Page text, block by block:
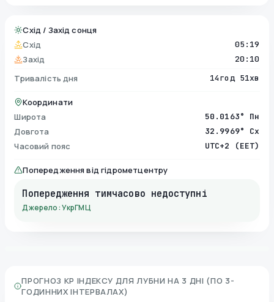
Схід / Захід сонця
Схід
05:19
Захід 20:10
Тривалість дня 14год 51хв
Координати
Широта
50.0163° Пн
Довгота 32.9969° Сх
Часовий пояс UTC+2 (EET)
Попередження від гідрометцентру
Попередження тимчасово недоступні
Джерело: УкрГМЦ
ПРОГНОЗ KP ІНДЕКСУ ДЛЯ ЛУБНИ НА 3 ДНІ (ПО 3-
ГОДИННИХ ІНТЕРВАЛАХ)